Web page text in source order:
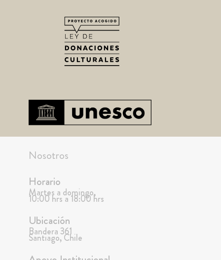
Nosotros
Horario
Martes a domingo,
10:00 hrs a 18:00 hrs
Ubicación
Bandera 361
Santiago, Chile